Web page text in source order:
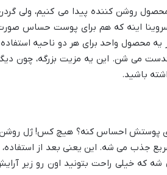
روشن کننده پیدا می کنیم، ولی
اینه که هم برای پوست حساس
یه محصول واحد برای هر دو ناحیه
می شن. این یه مزیت بزرگه، چون
باشید.
پوستش احساس کنه؟ هیچ کس! ژل روشن
جذب می شه. این یعنی بعد از
که خیلی راحت بتونید اون رو زیر